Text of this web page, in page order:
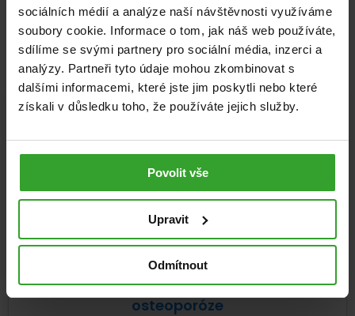
sociálních médií a analýze naší návštěvnosti využíváme
soubory cookie. Informace o tom, jak náš web používáte,
sdílíme se svými partnery pro sociální média, inzerci a
analýzy. Partneři tyto údaje mohou zkombinovat s
dalšími informacemi, které jste jim poskytli nebo které
získali v důsledku toho, že používáte jejich služby.
Povolit vše
Upravit
Odmítnout
Mohlo by vás zajímat
Nejlepší potraviny pro pevné kosti i při
osteoporóze